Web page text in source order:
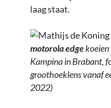
laag staat.
motorola edgekoeien
Kampina in Brabant,
groothoeklens vanaf
2022)